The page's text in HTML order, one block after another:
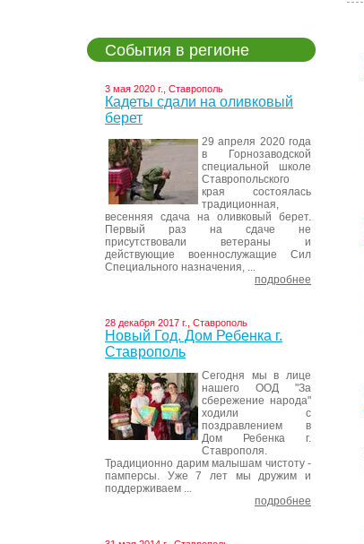
События в регионе
3 мая 2020 г., Ставрополь
Кадеты сдали на оливковый
берет
29 апреля 2020 года
в Горнозаводской
специальной школе
Ставропольского
края состоялась
традиционная,
весенняя сдача на оливковый берет.
Первый раз на сдаче не
присутствовали ветераны и
действующие военнослужащие Сил
Специального назначения, ...
подробнее
28 декабря 2017 г., Ставрополь
Новый Год. Дом Ребенка г.
Ставрополь
Сегодня мы в лице
нашего ООД "За
сбережение народа"
ходили с
поздравлением в
Дом Ребенка г.
Ставрополя.
Традиционно дарим малышам чистоту -
памперсы. Уже 7 лет мы дружим и
поддерживаем ...
подробнее